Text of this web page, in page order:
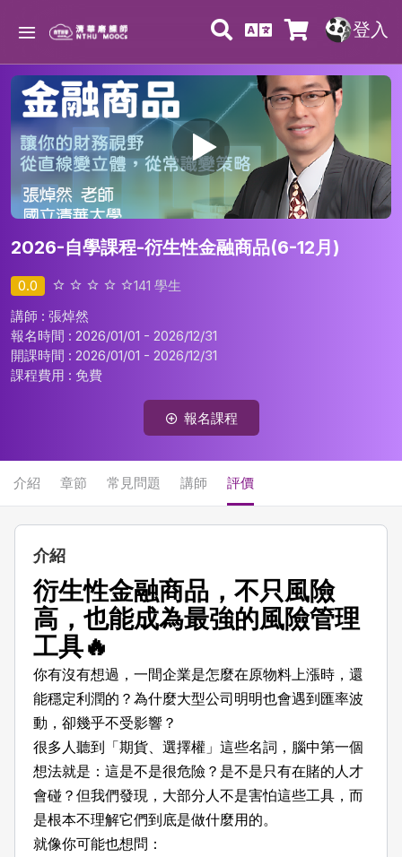
登入
2026-自學課程-衍生性金融商品(6-12月)
0.0 141 學生
講師 : 張焯然
報名時間 : 2026/01/01 - 2026/12/31
開課時間 : 2026/01/01 - 2026/12/31
課程費用 : 免費
報名課程
介紹 章節 常見問題 講師 評價
介紹
衍生性金融商品，不只風險
高，也能成為最強的風險管理
工具🔥
你有沒有想過，一間企業是怎麼在原物料上漲時，還
能穩定利潤的？為什麼大型公司明明也會遇到匯率波
動，卻幾乎不受影響？
很多人聽到「期貨、選擇權」這些名詞，腦中第一個
想法就是：這是不是很危險？是不是只有在賭的人才
會碰？但我們發現，大部分人不是害怕這些工具，而
是根本不理解它們到底是做什麼用的。
就像你可能也想問：